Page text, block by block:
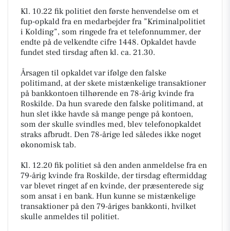
Kl. 10.22 fik politiet den første henvendelse om et
fup-opkald fra en medarbejder fra ”Kriminalpolitiet
i Kolding”, som ringede fra et telefonnummer, der
endte på de velkendte cifre 1448. Opkaldet havde
fundet sted tirsdag aften kl. ca. 21.30.
Årsagen til opkaldet var ifølge den falske
politimand, at der skete mistænkelige transaktioner
på bankkontoen tilhørende en 78-årig kvinde fra
Roskilde. Da hun svarede den falske politimand, at
hun slet ikke havde så mange penge på kontoen,
som der skulle svindles med, blev telefonopkaldet
straks afbrudt. Den 78-årige led således ikke noget
økonomisk tab.
Kl. 12.20 fik politiet så den anden anmeldelse fra en
79-årig kvinde fra Roskilde, der tirsdag eftermiddag
var blevet ringet af en kvinde, der præsenterede sig
som ansat i en bank. Hun kunne se mistænkelige
transaktioner på den 79-åriges bankkonti, hvilket
skulle anmeldes til politiet.